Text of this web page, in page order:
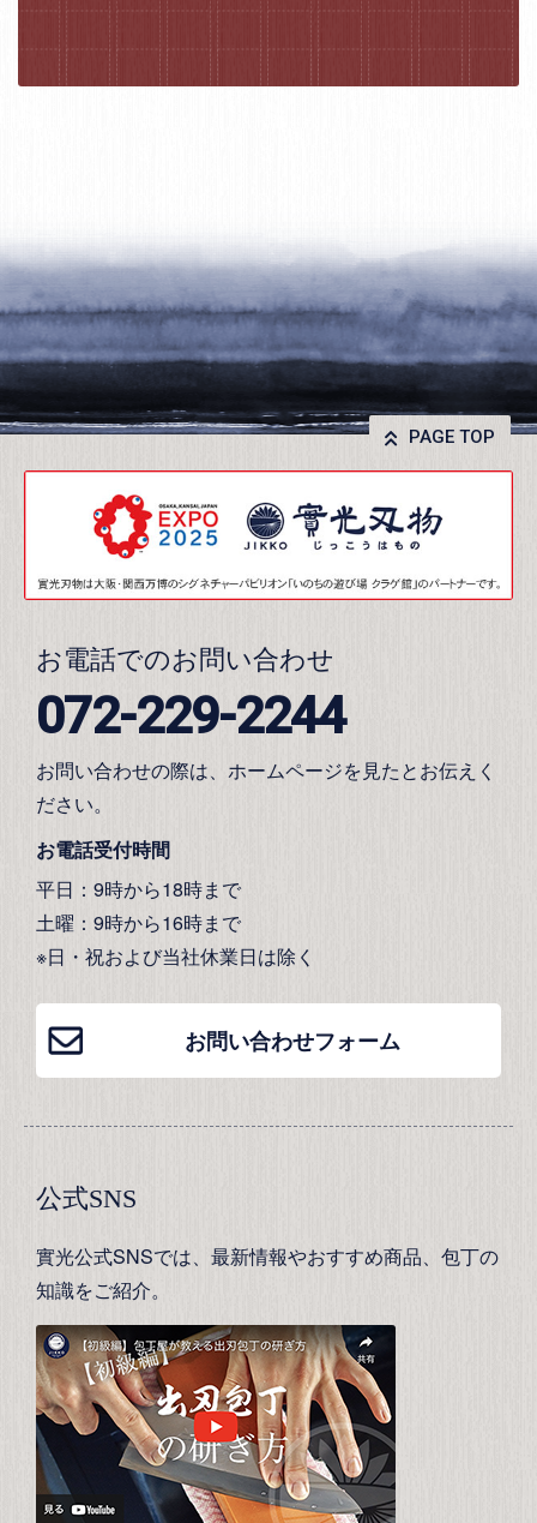
PAGE TOP
お電話でのお問い合わせ
072-229-2244
お問い合わせの際は、ホームページを見たとお伝えく
ださい。
お電話受付時間
平日：9時から18時まで
土曜：9時から16時まで
※日・祝および当社休業日は除く
お問い合わせフォーム
公式SNS
實光公式SNSでは、最新情報やおすすめ商品、包丁の
知識をご紹介。